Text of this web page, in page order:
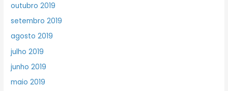
outubro 2019
setembro 2019
agosto 2019
julho 2019
junho 2019
maio 2019